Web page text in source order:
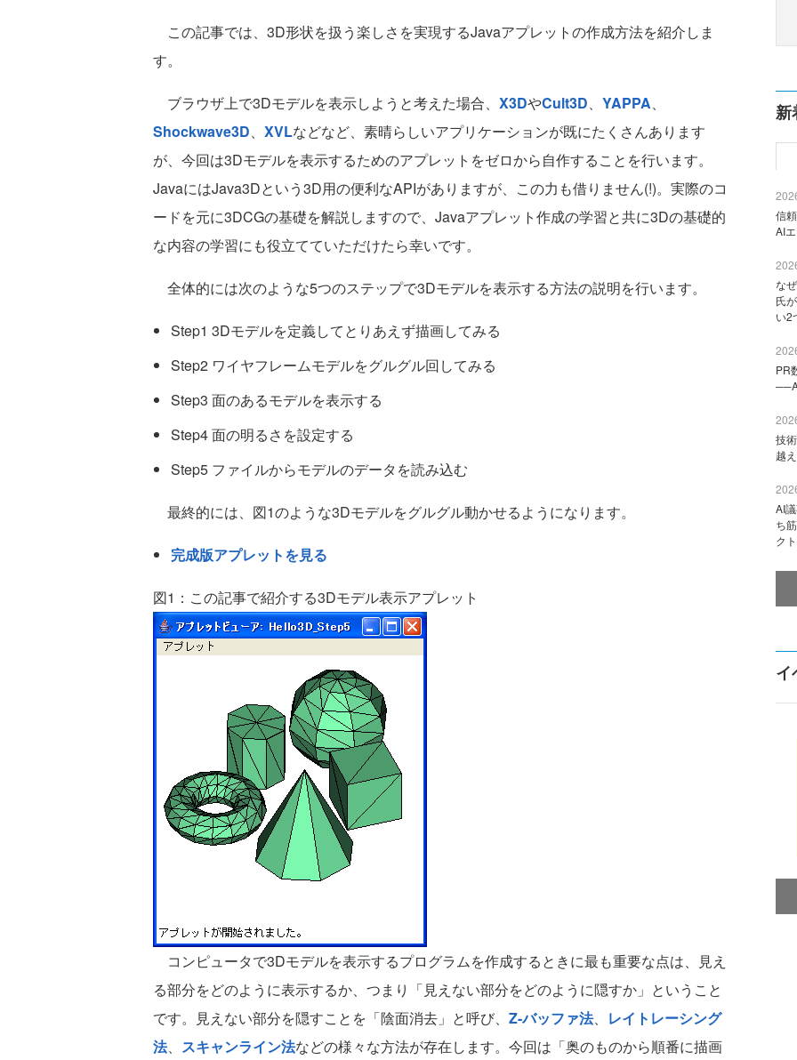
この記事では、3D形状を扱う楽しさを実現するJavaアプレットの作成方法を紹介しま
す。
ブラウザ上で3Dモデルを表示しようと考えた場合、 X3DやCult3D YAPPA
Shockwave3D
XVLなどなど、素晴らしいアプリケーションが既にたくさんあります
が、今回は3Dモデルを表示するためのアプレットをゼロから自作することを行います。
JavaにはJava3Dという3D用の便利なAPIがありますが、この力も借りません(!)。実際のコ
ードを元に3DCGの基礎を解説しますので、Javaアプレット作成の学習と共に3Dの基礎的
な内容の学習にも役立てていただけたら幸いです。
全体的には次のような5つのステップで3Dモデルを表示する方法の説明を行います。
Step1 3Dモデルを定義してとりあえず描画してみる
Step2 ワイヤフレームモデルをグルグル回してみる
Step3 面のあるモデルを表示する
Step4 面の明るさを設定する
Step5 ファイルからモデルのデータを読み込む
最終的には、図1のような3Dモデルをグルグル動かせるようになります。
完成版アプレットを見る
図1：この記事で紹介する3Dモデル表示アプレット
コンピュータで3Dモデルを表示するプログラムを作成するときに最も重要な点は、見え
る部分をどのように表示するか、つまり「見えない部分をどのように隠すか」ということ
です。見えない部分を隠すことを「陰面消去」と呼び、 Z-バッファ法、 レイトレーシング
法、 スキャンライン法などの様々な方法が存在します。今回は「奥のものから順番に描画
新
信
AI
な
氏
い2
PR
技
越
AI
ち
ク
イ